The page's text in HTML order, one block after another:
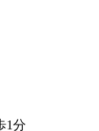
1分